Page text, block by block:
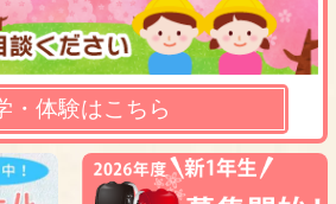
・体験はこちら